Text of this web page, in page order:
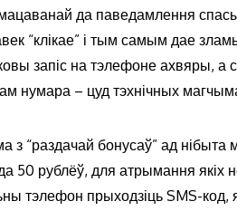
да паведамлення
“клікае” і тым самым дае
запіс на тэлефоне ахвяры,
нумара – цуд тэхнічных
бонусаў” ад нібыта
50 рублёў, для атрымання якіх
тэлефон прыходзіць SMS-код,